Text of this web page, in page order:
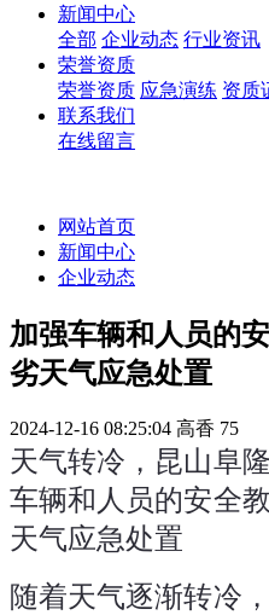
新闻中心
全部 企业动态 行业资讯
荣誉资质
荣誉资质 应急演练 资质
联系我们
在线留言
网站首页
新闻中心
企业动态
加强车辆和人员的
劣天气应急处置
2024-12-16 08:25:04 高香 75
天气转冷，昆山阜
车辆和人员的安全
天气应急处置
随着天气逐渐转冷